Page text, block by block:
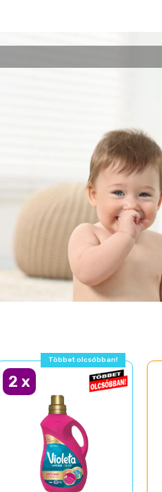
Többet olcsóbban!
2 x